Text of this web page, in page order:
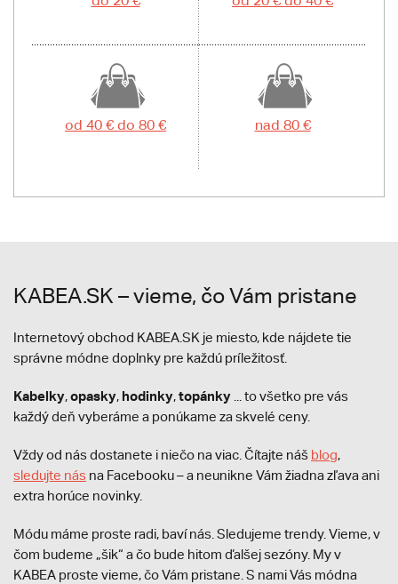
od 40 € do 80 € nad 80 €
KABEA.SK – vieme, čo Vám pristane
Internetový obchod KABEA.SK je miesto, kde nájdete tie
správne módne doplnky pre každú príležitosť.
Kabelky,opasky, hodinky,topánky ... to všetko pre vás
každý deň vyberáme a ponúkame za skvelé ceny.
Vždy od nás dostanete i niečo na viac. Čítajte náš blog,
sledujte nás na Facebooku – a neunikne Vám žiadna zľava ani
extra horúce novinky.
Módu máme proste radi, baví nás. Sledujeme trendy. Vieme, v
čom budeme „šik“ a čo bude hitom ďalšej sezóny. My v
KABEA proste vieme, čo Vám pristane. S nami Vás módna